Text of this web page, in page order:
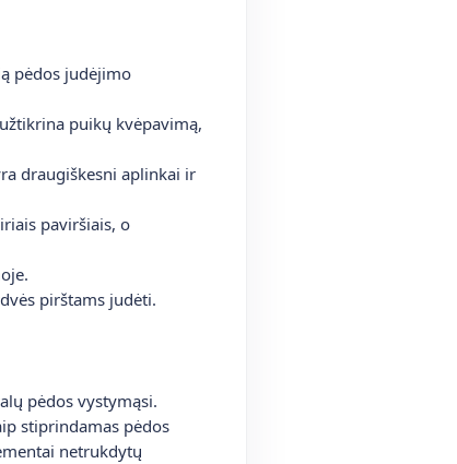
pėdos judėjimo
puikų kvėpavimą,
draugiškesni aplinkai ir
paviršiais, o
pirštams judėti.
pėdos vystymąsi.
stiprindamas pėdos
netrukdytų